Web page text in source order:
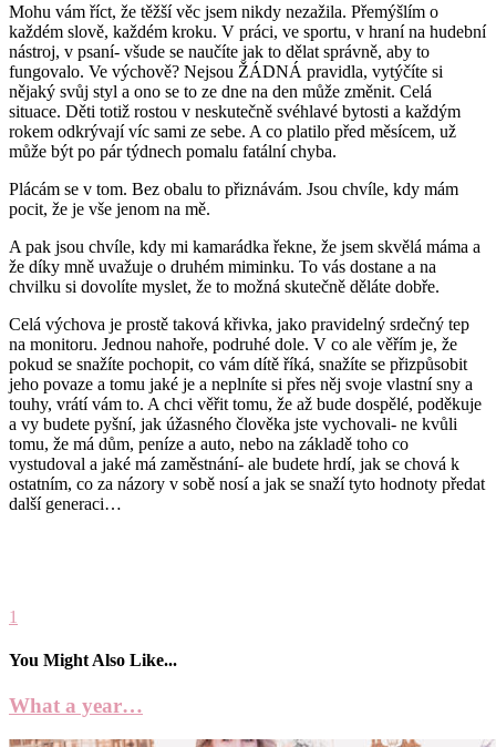
Mohu vám říct, že těžší věc jsem nikdy nezažila. Přemýšlím o
každém slově, každém kroku. V práci, ve sportu, v hraní na hudební
nástroj, v psaní- všude se naučíte jak to dělat správně, aby to
fungovalo. Ve výchově? Nejsou ŽÁDNÁ pravidla, vytýčíte si
nějaký svůj styl a ono se to ze dne na den může změnit. Celá
situace. Děti totiž rostou v neskutečně svéhlavé bytosti a každým
rokem odkrývají víc sami ze sebe. A co platilo před měsícem, už
může být po pár týdnech pomalu fatální chyba.
Plácám se v tom. Bez obalu to přiznávám. Jsou chvíle, kdy mám
pocit, že je vše jenom na mě.
A pak jsou chvíle, kdy mi kamarádka řekne, že jsem skvělá máma a
že díky mně uvažuje o druhém miminku. To vás dostane a na
chvilku si dovolíte myslet, že to možná skutečně děláte dobře.
Celá výchova je prostě taková křivka, jako pravidelný srdečný tep
na monitoru. Jednou nahoře, podruhé dole. V co ale věřím je, že
pokud se snažíte pochopit, co vám dítě říká, snažíte se přizpůsobit
jeho povaze a tomu jaké je a neplníte si přes něj svoje vlastní sny a
touhy, vrátí vám to. A chci věřit tomu, že až bude dospělé, poděkuje
a vy budete pyšní, jak úžasného člověka jste vychovali- ne kvůli
tomu, že má dům, peníze a auto, nebo na základě toho co
vystudoval a jaké má zaměstnání- ale budete hrdí, jak se chová k
ostatním, co za názory v sobě nosí a jak se snaží tyto hodnoty předat
další generaci…
1
You Might Also Like...
What a year…